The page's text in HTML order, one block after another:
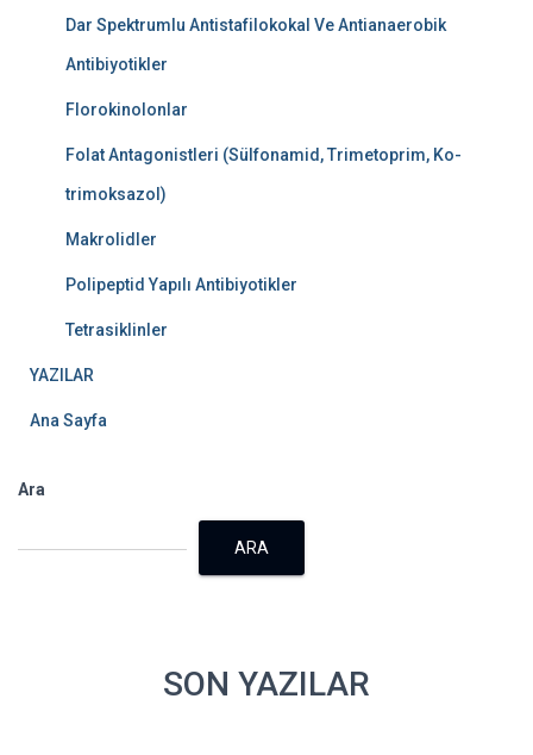
Dar Spektrumlu Antistafilokokal Ve Antianaerobik
Antibiyotikler
Florokinolonlar
Folat Antagonistleri (Sülfonamid, Trimetoprim, Ko-
trimoksazol)
Makrolidler
Polipeptid Yapılı Antibiyotikler
Tetrasiklinler
YAZILAR
Ana Sayfa
Ara
ARA
SON YAZILAR